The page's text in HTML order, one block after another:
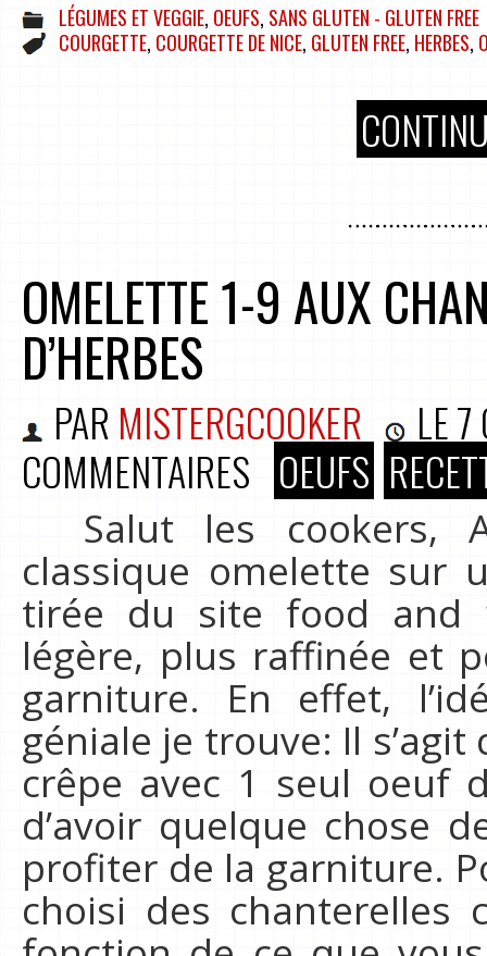
LÉGUMES ET VEGGIE, OEUFS, SANS GLUTEN - GLUTEN FREE
COURGETTE, COURGETTE DE NICE, GLUTEN FREE, HERBES,
OMELETTE 1-9 AUX
D’HERBES
PAR MISTERGCOOKER LE7
COMMENTAIRES OEUFS
Salut les cookers,
classique omelette sur
tirée du site food and
légère, plus raffinée et
garniture. En effet,
géniale je trouve: Il
crêpe avec 1 seul oeuf
d’avoir quelque chose
profiter de la garniture.
choisi des chanterelles